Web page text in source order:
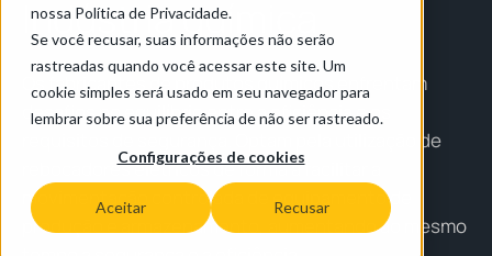
nossa Política de Privacidade.
Se você recusar, suas informações não serão
rastreadas quando você acessar este site. Um
cookie simples será usado em seu navegador para
lembrar sobre sua preferência de não ser rastreado.
Configurações de cookies
Aceitar Recusar
Indústria química
Os fabricantes de produtos químicos enfrentam
desafios no equilíbrio entre a eficiência e os
requisitos de segurança. Optam pela utilização de
rebocadores elétricos de forma a facilitar a
movimentação controlada de equipamento de
produção e armazenamento, aumentando ao mesmo